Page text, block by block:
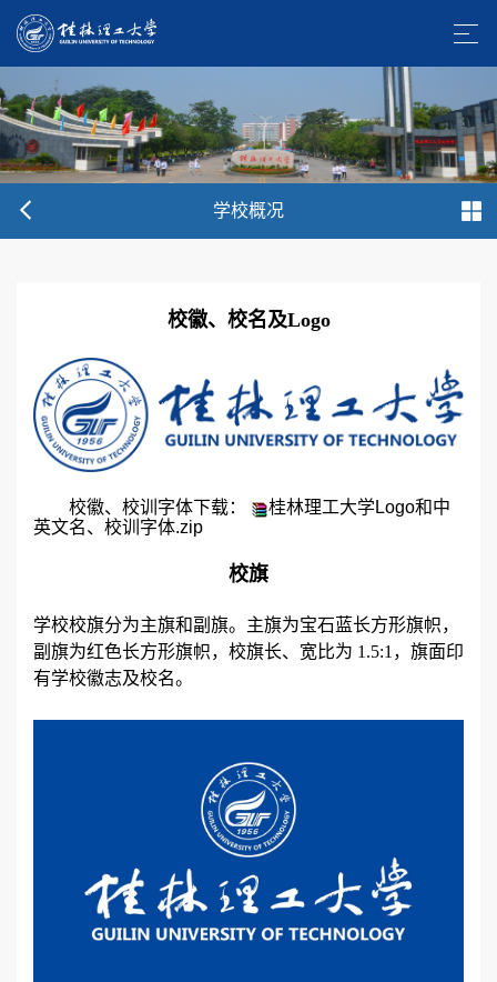
学校概况
校徽、校名及Logo
校徽、校训字体下载：
桂林理工大学Logo和中
英文名、校训字体.zip
校旗
学校校旗分为主旗和副旗。主旗为宝石蓝长方形旗帜，
副旗为红色长方形旗帜，校旗长、宽比为 1.5:1 ，旗面印
有学校徽志及校名。